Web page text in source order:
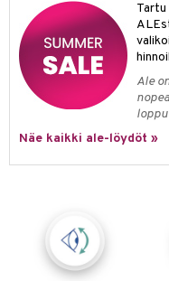
Ale
Näe kaikki ale-löydöt »